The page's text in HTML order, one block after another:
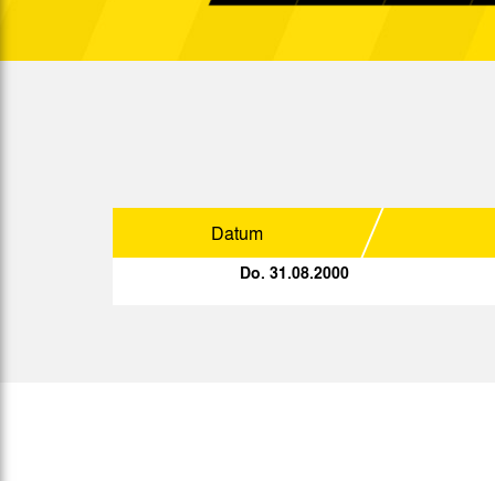
So. 03.12.2000
15:00 Uhr
So. 10.12.2000
15:00 Uhr
Datum
Do. 31.08.2000